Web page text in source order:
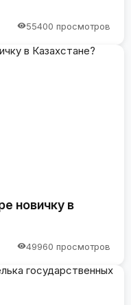
55400 просмотров
новичку в
49960 просмотров